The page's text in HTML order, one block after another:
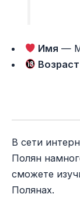
Имя —
Возраст
В сети
Полян
сможете
Полянах.